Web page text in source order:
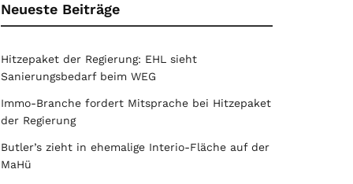
Neueste Beiträge
Hitzepaket der Regierung: EHL sieht
Sanierungsbedarf beim WEG
Immo-Branche fordert Mitsprache bei Hitzepaket
der Regierung
Butler’s zieht in ehemalige Interio-Fläche auf der
MaHü